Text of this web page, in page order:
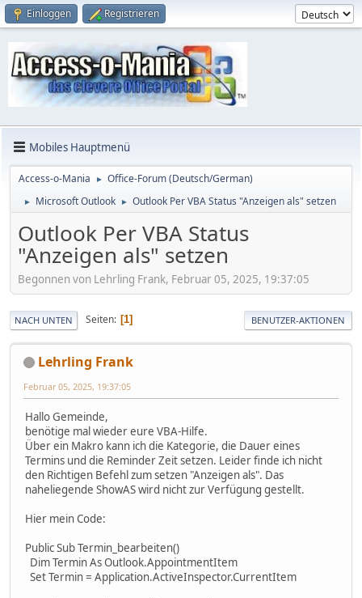
Einloggen Registrieren
Mobiles Hauptmenü
Access-o-Mania ► Office-Forum (Deutsch/German)
► Microsoft Outlook ► Outlook Per VBA Status "Anzeigen als" setzen
Outlook Per VBA Status
"Anzeigen als" setzen
Begonnen von Lehrling Frank, Februar 05, 2025, 19:37:05
NACH UNTEN Seiten 1 BENUTZER-AKTIONEN
Lehrling Frank
Februar 05, 2025, 19:37:05
Hallo Gemeinde,
benötige mal wieder eure VBA-Hilfe.
Über ein Makro kann ich die Kategorie, die Dauer eines
Termins und die Reminder Zeit setzen. Leider finde ich nicht
den Richtigen Befehl zum setzen "Anzeigen als". Das
naheliegende ShowAS wird nicht zur Verfügung gestellt.
Hier mein Code:
Public Sub Termin_bearbeiten()
Dim Termin As Outlook.AppointmentItem
Set Termin = Application.ActiveInspector.CurrentItem